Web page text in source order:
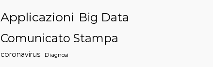
Applicazioni Big Data
Comunicato Stampa
coronavirus Diagnosi